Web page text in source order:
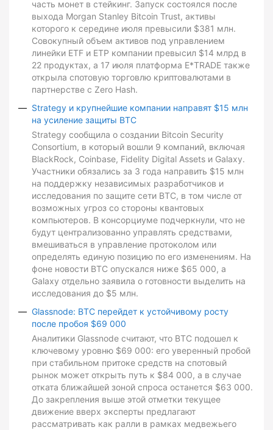
часть монет в стейкинг. Запуск состоялся после
выхода Morgan Stanley Bitcoin Trust, активы
которого к середине июля превысили $381 млн.
Совокупный объем активов под управлением
линейки ETF и ETP компании превысил $14 млрд в
22 продуктах, а 17 июля платформа E*TRADE также
открыла спотовую торговлю криптовалютами в
партнерстве с Zero Hash.
Strategy и крупнейшие компании направят $15 млн
на усиление защиты BTC
Strategy сообщила о создании Bitcoin Security
Consortium, в который вошли 9 компаний, включая
BlackRock, Coinbase, Fidelity Digital Assets и Galaxy.
Участники обязались за 3 года направить $15 млн
на поддержку независимых разработчиков и
исследования по защите сети BTC, в том числе от
возможных угроз со стороны квантовых
компьютеров. В консорциуме подчеркнули, что не
будут централизованно управлять средствами,
вмешиваться в управление протоколом или
определять единую позицию по его изменениям. На
фоне новости BTC опускался ниже $65 000, а
Galaxy отдельно заявила о готовности выделить на
исследования до $5 млн.
Glassnode: BTC перейдет к устойчивому росту
после пробоя $69 000
Аналитики Glassnode считают, что BTC подошел к
ключевому уровню $69 000: его уверенный пробой
при стабильном притоке средств на спотовый
рынок может открыть путь к $84 000, а в случае
отката ближайшей зоной спроса останется $63 000.
До закрепления выше этой отметки текущее
движение вверх эксперты предлагают
рассматривать как ралли в рамках медвежьего